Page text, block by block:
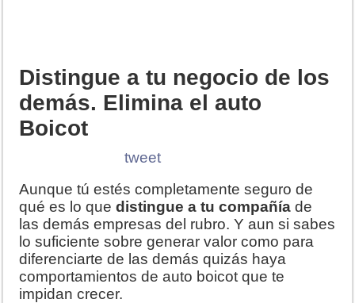
Distingue a tu negocio de los
demás. Elimina el auto
Boicot
tweet
Aunque tú estés completamente seguro de
qué es lo quedistingue a tu compañía de
las demás empresas del rubro. Y aun si sabes
lo suficiente sobre generar valor como para
diferenciarte de las demás quizás haya
comportamientos de auto boicot que te
impidan crecer.